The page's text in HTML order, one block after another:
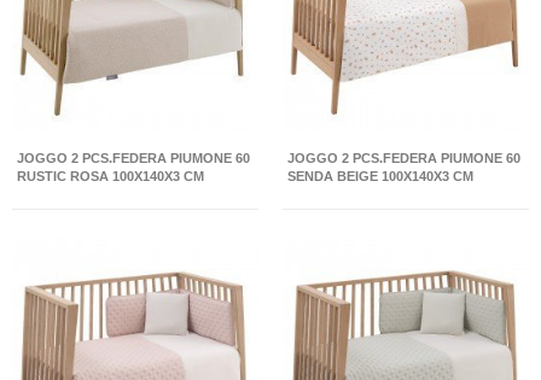
JOGGO 2 PCS.FEDERA PIUMONE 60
RUSTIC ROSA 100X140X3 CM
JOGGO 2 PCS.FEDERA PIUMONE 60
SENDA BEIGE 100X140X3 CM